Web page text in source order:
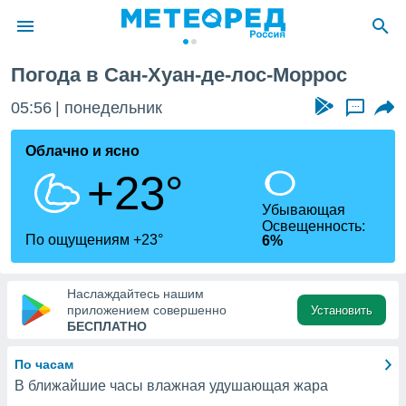
о
Вы можете
к этому
доступ
Погода в Сан-Хуан-де-лос-Моррос
05:56 понедельник ...
Облачно и ясно
+23°
По ощущениям +23°
Убывающая
Освещенность:
6%
Наслаждайтесь нашим
приложением совершенно
БЕСПЛАТНО
Установить
По часам
В ближайшие часы влажная удушающая жара